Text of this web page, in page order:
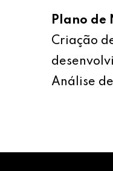
Plano de
Criação
Análise